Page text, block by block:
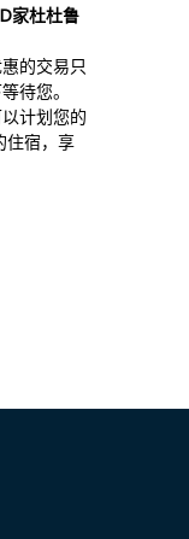
家杜杜鲁
的交易只
待您。
计划您的
住宿，享